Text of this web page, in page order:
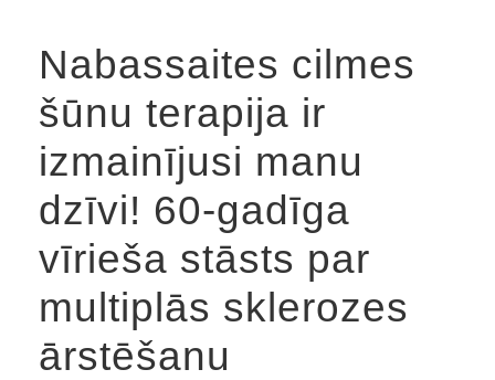
Nabassaites cilmes
šūnu terapija ir
izmainījusi manu
dzīvi! 60-gadīga
vīrieša stāsts par
multiplās sklerozes
ārstēšanu